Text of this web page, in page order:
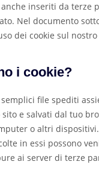
anche inseriti da terze
Nel documento
dei cookie sul
i cookie?
file spediti
e salvati dal tuo
o altri dispositivi.
in essi possono
ai server di terze